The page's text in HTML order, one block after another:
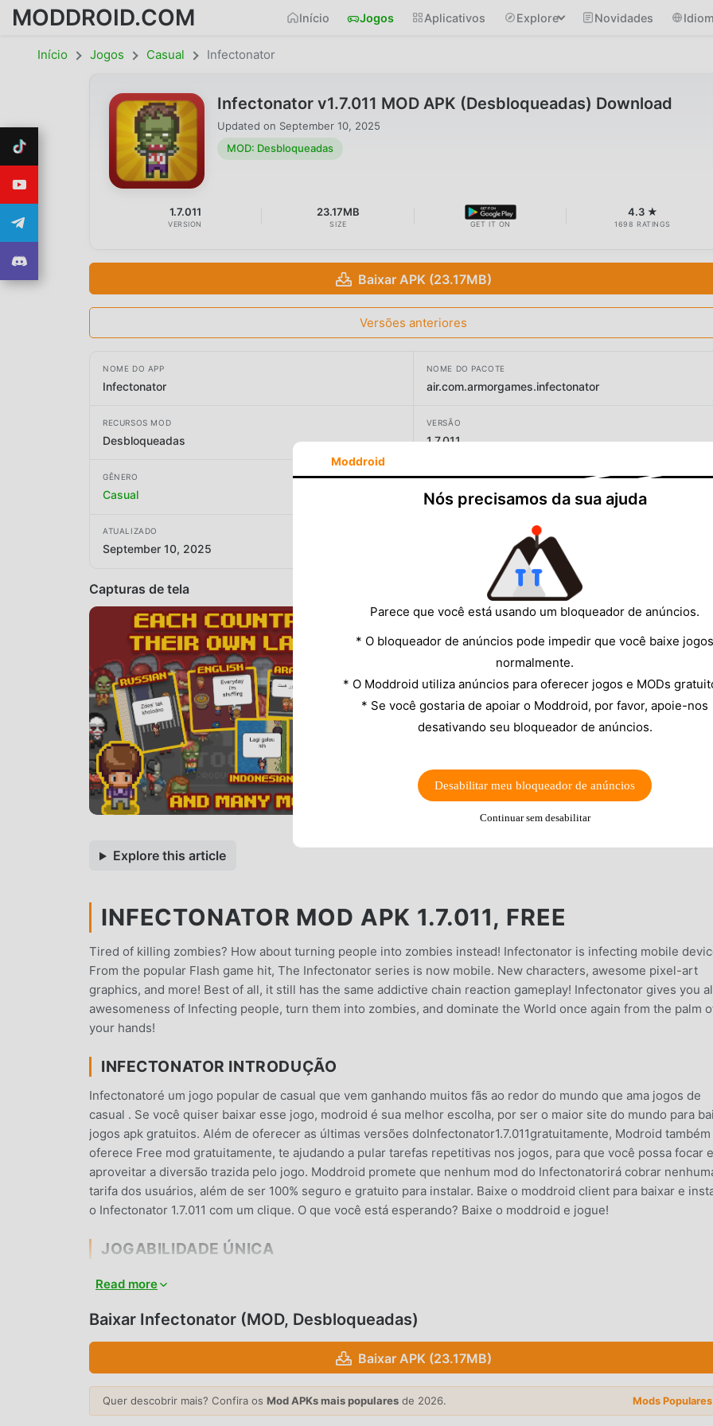
MODDROID.COM Início Jogos Aplicativos Explore Novidades
Início Jogos Casual Infectonator
Infectonator v1.7.011 MOD APK (Desbloqueadas) Download
Updated on September 10, 2025
MOD: Desbloqueadas
1.7.011
VERSION
23.17MB
SIZE GET IT ON
4.3 ★
1698 RATINGS
Baixar APK (23.17MB)
Versões anteriores
NOME DO APP
Infectonator
NOME DO PACOTE
air.com.armorgames.infectonator
RECURSOS MOD
Desbloqueadas
VERSÃO
1.7.011
GÊNERO
Casual
DESENVOLVEDOR
Armor Games Studios Inc
ATUALIZADO
September 10, 2025
Capturas de tela
Explore this article
INFECTONATOR MOD APK 1.7.011, FREE
Tired of killing zombies? How about turning people into zombies instead! Infectonator is infecting mobile
From the popular Flash game hit, The Infectonator series is now mobile. New characters, awesome pixel-art
graphics, and more! Best of all, it still has the same addictive chain reaction gameplay! Infectonator gives you
awesomeness of Infecting people, turn them into zombies, and dominate the World once again from the palm
your hands!
INFECTONATOR INTRODUÇÃO
Infectonatoré um jogo popular de casual que vem ganhando muitos fãs ao redor do mundo que ama jogos de
casual . Se você quiser baixar esse jogo, modroid é sua melhor escolha, por ser o maior site do mundo para
jogos apk gratuitos. Além de oferecer as últimas versões doInfectonator1.7.011gratuitamente, Modroid também
oferece Free mod gratuitamente, te ajudando a pular tarefas repetitivas nos jogos, para que você possa focar
aproveitar a diversão trazida pelo jogo. Moddroid promete que nenhum mod do Infectonatorirá cobrar
tarifa dos usuários, além de ser 100% seguro e gratuito para instalar. Baixe o moddroid client para baixar e
o Infectonator 1.7.011 com um clique. O que você está esperando? Baixe o moddroid e jogue!
JOGABILIDADE ÚNICA
Infectonator é um jogo popular de casual . Sua jogabilidade única tem atraído um grande número de fãs ao redor
iniciante para que você possa iniciar facilmente o jogo e aproveitar a alegria trazida pelo clássico jogo de casual
casual , permitindo que você se comunique e compartilhe com todos os amantes de jogos casual pelo mundo. O
que você está esperando? Entre no modroid e aproveite os jogos de casual com parceiros ao redor do mundo.
TELA ATRAENTE
Read more
Baixar Infectonator (MOD, Desbloqueadas)
Baixar APK (23.17MB)
Quer descobrir mais? Confira os Mod APKs mais populares de 2026. Mods
Moddroid
Nós precisamos da sua ajuda
Parece que você está usando um bloqueador de anúncios.
* O bloqueador de anúncios pode impedir que você baixe jogos
normalmente.
* O Moddroid utiliza anúncios para oferecer jogos e MODs
* Se você gostaria de apoiar o Moddroid, por favor, apoie-nos
desativando seu bloqueador de anúncios.
Desabilitar meu bloqueador de anúncios
Continuar sem desabilitar